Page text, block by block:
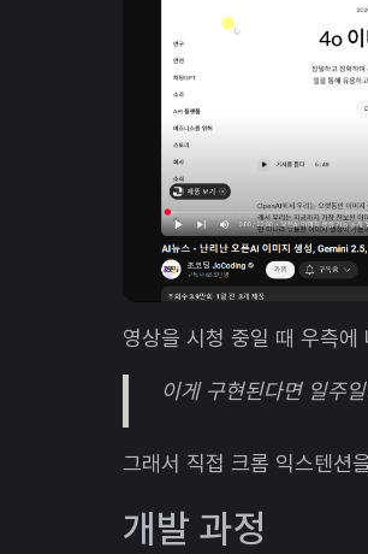
영상을 시청 중일 때 우측
이게 구현된다면 일주
그래서 직접 크롬 익스텐션
개발 과정